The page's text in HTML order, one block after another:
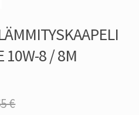
10W-8 / 8M
€